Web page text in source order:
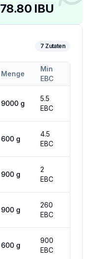
78.80 IBU
7 Zutaten
Menge
Min
EBC
9000 g
5.5
EBC
600 g
4.5
EBC
900 g
2
EBC
900 g
260
EBC
600 g
900
EBC